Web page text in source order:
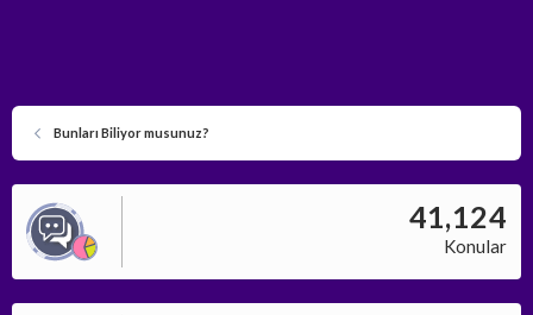
Bunları Biliyor musunuz?
41,124
Konular